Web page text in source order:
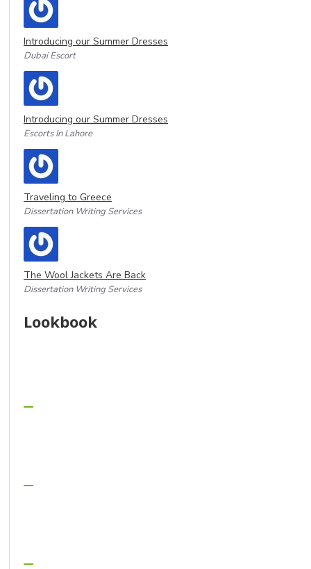
Introducing our Summer Dresses
Dubai Escort
Introducing our Summer Dresses
Escorts In Lahore
Traveling to Greece
Dissertation Writing Services
The Wool Jackets Are Back
Dissertation Writing Services
Lookbook